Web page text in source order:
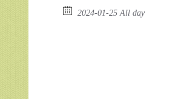
2024-01-25 All day